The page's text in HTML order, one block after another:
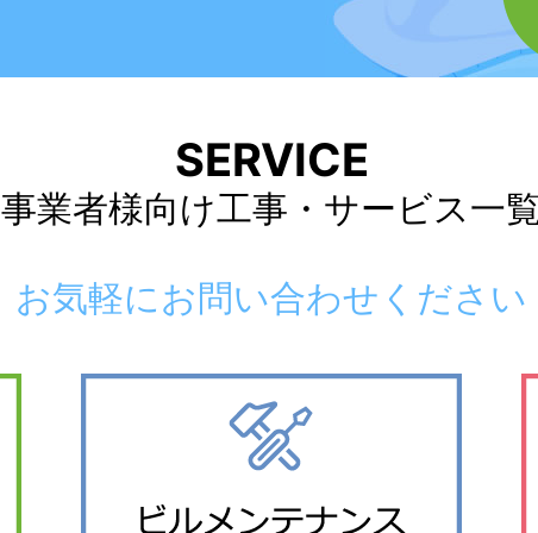
SERVICE
事業者様向け工事・ サービス一
お気軽にお問い合わせください